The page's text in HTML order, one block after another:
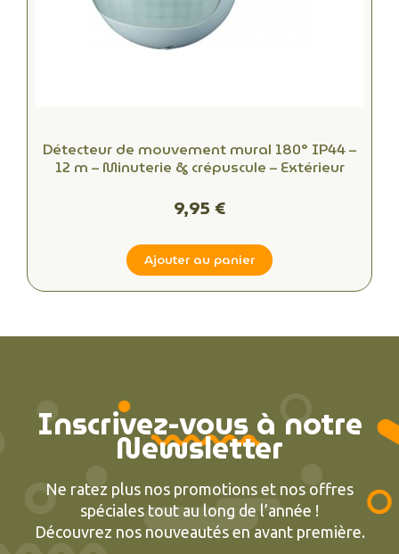
Détecteur de mouvement mural 180° IP44 –
12 m – Minuterie & crépuscule – Extérieur
9,95 €
Ajouter au panier
Inscrivez-vous à notre
Newsletter
Ne ratez plus nos promotions et nos offres
spéciales tout au long de l’année !
Découvrez nos nouveautés en avant première.